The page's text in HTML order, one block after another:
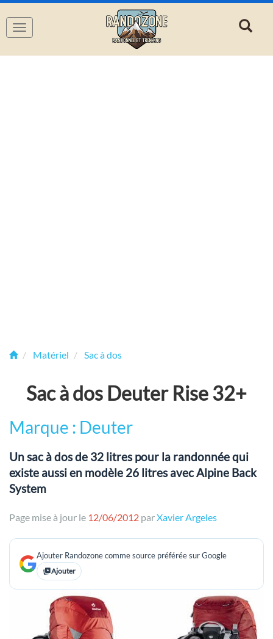
Navigation
Matériel Sac à dos
Sac à dos Deuter Rise 32+
Marque : Deuter
Un sac à dos de 32 litres pour la randonnée qui
existe aussi en modèle 26 litres avec Alpine Back
System
Page mise à jour le 12/06/2012 parXavier Argeles
Ajouter Randozone comme source préférée sur Google
Ajouter